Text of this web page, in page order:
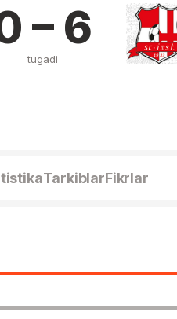
– 6
tugadi
TarkiblarFikrlar